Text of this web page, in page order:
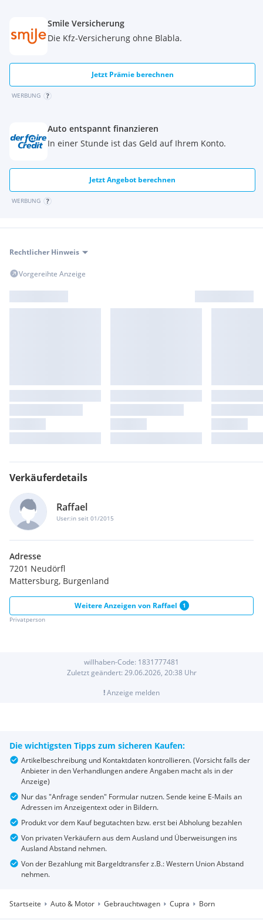
Smile Versicherung
Die Kfz-Versicherung ohne Blabla.
Jetzt Prämie berechnen
WERBUNG
Auto entspannt finanzieren
In einer Stunde ist das Geld auf Ihrem Konto.
Jetzt Angebot berechnen
WERBUNG
Rechtlicher Hinweis
Vorgereihte Anzeige
Verkäuferdetails
Raffael
User:in seit 01/2015
Adresse
7201 Neudörfl
Mattersburg, Burgenland
Weitere Anzeigen von Raffael
1
Privatperson
willhaben-Code: 1831777481
Zuletzt geändert: 29.06.2026, 20:38 Uhr
!Anzeige melden
Die wichtigsten Tipps zum sicheren Kaufen:
Artikelbeschreibung und Kontaktdaten kontrollieren. (Vorsicht falls der
Anbieter in den Verhandlungen andere Angaben macht als in der
Anzeige)
Nur das "Anfrage senden" Formular nutzen. Sende keine E-Mails an
Adressen im Anzeigentext oder in Bildern.
Produkt vor dem Kauf begutachten bzw. erst bei Abholung bezahlen
Von privaten Verkäufern aus dem Ausland und Überweisungen ins
Ausland Abstand nehmen.
Von der Bezahlung mit Bargeldtransfer z.B.: Western Union Abstand
nehmen.
Startseite Auto & Motor Gebrauchtwagen Cupra Born